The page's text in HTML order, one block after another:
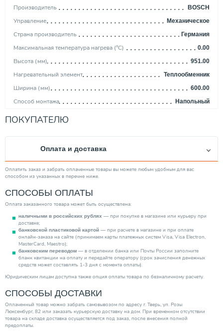
Производитель BOSCH
Управление Механическое
Страна производитель Германия
Максимальная температура нагрева (°С) 0.00
Высота (мм) 951.00
Нагревательный элемент Теплообменник
Ширина (мм) 600.00
Способ монтажа Напольный
Способ нагрева
Диаметр подкл. к контуру отопления
Ускоренный нагрев
Глубина (мм)
Защита от накипи
Вес товара, нетто (кг)
Подводка коммуникаций
Мощность (кВт) 0.00
Исполнение Вертикальный
Объем (л)
Внутр. бак Стальной эмалированный
Рециркуляция
Категория Водонагреватели
ПОКУПАТЕЛЮ
Оплата и доставка
Оплатить заказ и забрать оплаченные товары вы можете любым удобным для вас
способом из указанных в перечне ниже.
СПОСОБЫ ОПЛАТЫ
Оплата заказанного товара может быть осуществлена:
наличными в российских рублях — при покупке в магазине или курьеру при
доставке;
банковской пластиковой картой — при расчете в магазине и при оплате
онлайн-заказа на сайте (принимаем карты платежных систем Visa, Visa Electron,
MasterCard, Maestro);
банковским переводом — в отделении банка или Почты России заполните
бланк квитанции на оплату и передайте оператору (срок зачисления денежных
средств может составлять 1-3 дня с момента оплаты).
Юридическим лицам доступна также опция оплаты товара по безналичному расчету.
СПОСОБЫ ДОСТАВКИ
Оплаченный товар можно забрать самовывозом по адресу г. Тверь, ул. Розы
Люксембург, 82 или заказать курьерскую доставку на дом. При временном отсутствии
товара на складе доставка осуществляется под заказ, после внесения полной
предоплаты.